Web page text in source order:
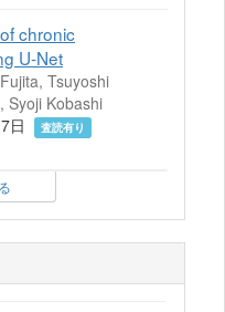
chronic
U-Net
Tsuyoshi
Syoji Kobashi
日
査読有り